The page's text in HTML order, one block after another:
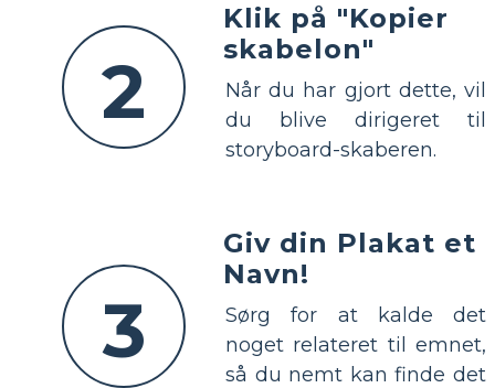
2
Klik på "Kopier
skabelon"
Når du har gjort dette, vil
du blive dirigeret til
storyboard-skaberen.
3
Giv din Plakat et
Navn!
Sørg for at kalde det
noget relateret til emnet,
så du nemt kan finde det